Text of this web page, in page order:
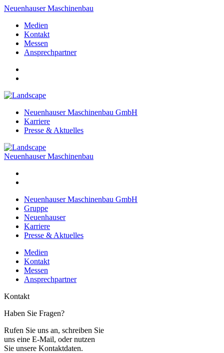
Neuenhauser Maschinenbau
Medien
Kontakt
Messen
Ansprechpartner
Neuenhauser Maschinenbau GmbH
Karriere
Presse & Aktuelles
Neuenhauser Maschinenbau
Neuenhauser Maschinenbau GmbH
Gruppe
Neuenhauser
Karriere
Presse & Aktuelles
Medien
Kontakt
Messen
Ansprechpartner
Kontakt
Haben Sie Fragen?
Rufen Sie uns an, schreiben Sie
uns eine E-Mail, oder nutzen
Sie unsere Kontaktdaten.